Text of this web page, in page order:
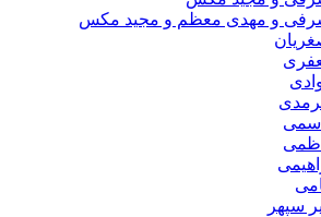
و مهدی معظم و مجید مکس
سپهر